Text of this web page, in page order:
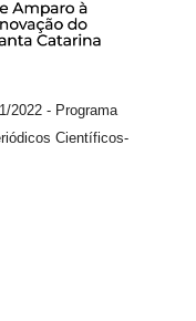
2022 - Programa
Científicos-